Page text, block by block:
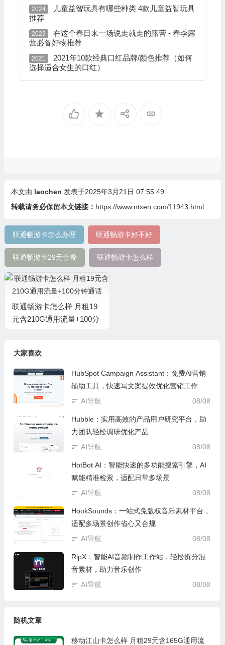
2024
儿童益智玩具有哪些种类 4款儿童益智玩具
推荐
2023
在这个春日来一场说走就走的露营 - 春季露
营必备好物推荐
2021
2021年10款经典口红品牌/颜色推荐（如何
选择适合女生的口红）
本文由 laochen 发表于2025年3月21日 07:55:49
转载请务必保留本文链接： https://www.ntxen.com/11943.html
联通畅游卡怎么办理 联通畅游卡好不好
联通畅游卡29元套餐 联通畅游卡怎么样
联通畅游卡怎么样 月租19
元含210G通用流量+100分
大家喜欢
HubSpot Campaign Assistant：免费AI营销
辅助工具，快速写文案提效优化营销工作
08/08
AI导航
Hubble：实用高效的产品用户研究平台，助
力团队轻松调研优化产品
08/08
AI导航
HotBot AI：智能快速的多功能搜索引擎，AI
赋能精准检索，适配日常多场景
08/08
AI导航
HookSounds：一站式免版权音乐素材平台，
适配多场景创作省心又合规
08/08
AI导航
RipX：智能AI音频制作工作站，轻松拆分混
音素材，助力音乐创作
08/08
AI导航
随机文章
移动江山卡怎么样 月租29元含165G通用流